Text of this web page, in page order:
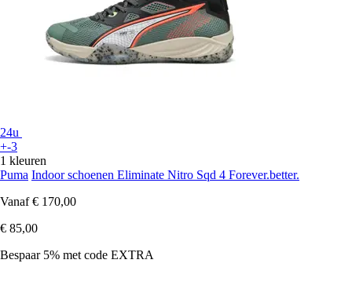
24u
+-3
1 kleuren
Puma Indoor schoenen Eliminate Nitro Sqd 4 Forever.better.
Vanaf € 170,00
€ 85,00
Bespaar 5% met code EXTRA